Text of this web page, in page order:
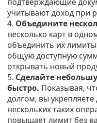
учитывают доход при
4. Объедините
несколько карт в
объединить их
общую доступную
открывать новый
5. Сделайте
быстро. Показывая,
долгом, вы
нескольких таких
повышает лимит без